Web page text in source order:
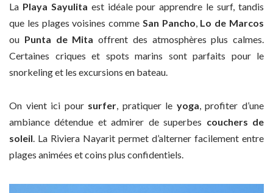
La Playa Sayulita est idéale pour apprendre le surf, tandis
que les plages voisines comme San Pancho, Lo de Marcos
ou Punta de Mita offrent des atmosphères plus calmes.
Certaines criques et spots marins sont parfaits pour le
snorkeling et les excursions en bateau.
On vient ici pour surfer , pratiquer le yoga , profiter d’une
ambiance détendue et admirer de superbes couchers de
soleil . La Riviera Nayarit permet d’alterner facilement entre
plages animées et coins plus confidentiels.